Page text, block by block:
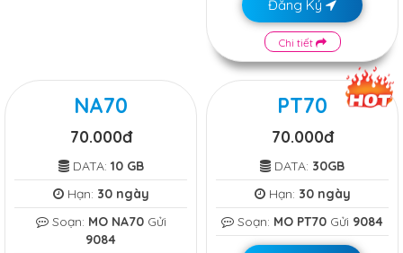
Đăng Ký
Chi tiết
NA70
70.000đ
DATA: 10 GB
Hạn: 30 ngày
Soạn: MO NA70Gửi
9084
PT70
70.000đ
DATA: 30GB
Hạn: 30 ngày
Soạn: MO PT70 Gửi 9084